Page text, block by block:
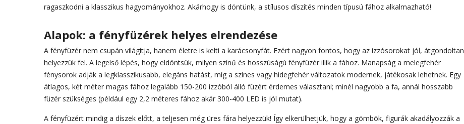
ragaszkodni a klasszikus hagyományokhoz. Akárhogy is döntünk, a stílusos díszítés minden típusú fához alkalmazható!
Alapok: a fényfüzérek helyes elrendezése
A fényfüzér nem csupán világítja, hanem életre is kelti a karácsonyfát. Ezért nagyon fontos, hogy az izzósorokat jól, átgondoltan
helyezzük fel. A legelső lépés, hogy eldöntsük, milyen színű és hosszúságú fényfüzér illik a fához. Manapság a melegfehér
fénysorok adják a legklasszikusabb, elegáns hatást, míg a színes vagy hidegfehér változatok modernek, játékosak lehetnek. Egy
átlagos, két méter magas fához legalább 150-200 izzóból álló füzért érdemes választani; minél nagyobb a fa, annál hosszabb
füzér szükséges (például egy 2,2 méteres fához akár 300-400 LED is jól mutat).
A fényfüzért mindig a díszek előtt, a teljesen még üres fára helyezzük! Így elkerülhetjük, hogy a gömbök, figurák akadályozzák a